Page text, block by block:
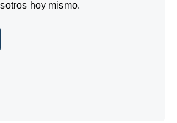
hoy mismo.